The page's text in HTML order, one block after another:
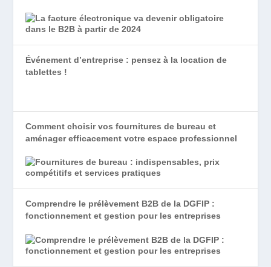
Événement d’entreprise : pensez à la location de
tablettes !
Comment choisir vos fournitures de bureau et
aménager efficacement votre espace professionnel
Comprendre le prélèvement B2B de la DGFIP :
fonctionnement et gestion pour les entreprises